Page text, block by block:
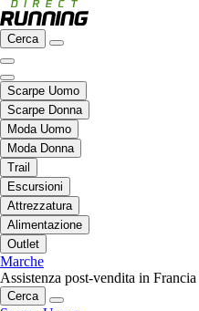
Cerca
Scarpe Uomo
Scarpe Donna
Moda Uomo
Moda Donna
Trail
Escursioni
Attrezzatura
Alimentazione
Outlet
Marche
Assistenza post-vendita in Francia
Cerca